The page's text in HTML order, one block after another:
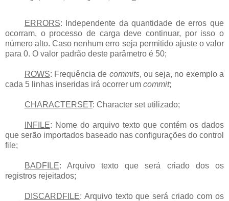
ERRORS: Independente da quantidade de erros que
ocorram, o processo de carga deve continuar, por isso o
número alto. Caso nenhum erro seja permitido ajuste o valor
para 0. O valor padrão deste parâmetro é 50;
ROWS: Frequência de commits, ou seja, no exemplo a
cada 5 linhas inseridas irá ocorrer um commit;
CHARACTERSET: Character set utilizado;
INFILE: Nome do arquivo texto que contém os dados
que serão importados baseado nas configurações do control
file;
BADFILE: Arquivo texto que será criado dos os
registros rejeitados;
DISCARDFILE: Arquivo texto que será criado com os